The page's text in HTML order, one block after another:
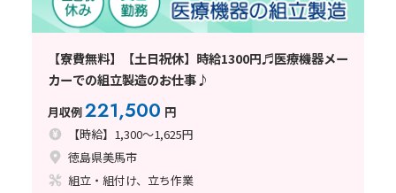
【寮費無料】【土日祝休】時給1300円♬医療機器メー
カーでの組立製造のお仕事♪
月収例221,500 円
【時給】1,300～1,625円
徳島県美馬市
組立・組付け、立ち作業